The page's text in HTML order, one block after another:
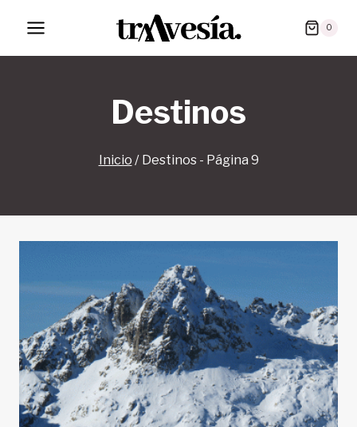
contenido
0
Destinos
Inicio / Destinos- Página 9